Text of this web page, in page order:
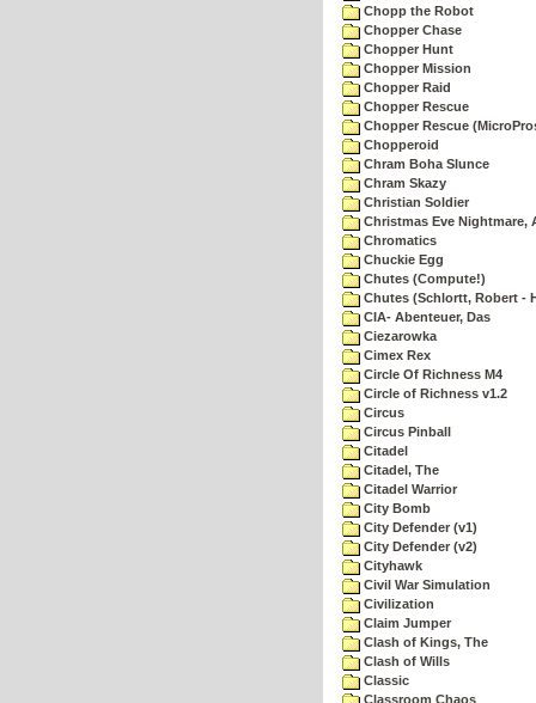
Chopp the Robot
Chopper Chase
Chopper Hunt
Chopper Mission
Chopper Raid
Chopper Rescue
Chopper Rescue
Chopperoid
Chram Boha Slunce
Chram Skazy
Christian Soldier
Christmas Eve Nightmare,
Chromatics
Chuckie Egg
Chutes (Compute!)
Chutes (Schlortt, Robert -
CIA- Abenteuer, Das
Ciezarowka
Cimex Rex
Circle Of Richness M4
Circle of Richness v1.2
Circus
Circus Pinball
Citadel
Citadel, The
Citadel Warrior
City Bomb
City Defender (v1)
City Defender (v2)
Cityhawk
Civil War Simulation
Civilization
Claim Jumper
Clash of Kings, The
Clash of Wills
Classic
Classroom Chaos